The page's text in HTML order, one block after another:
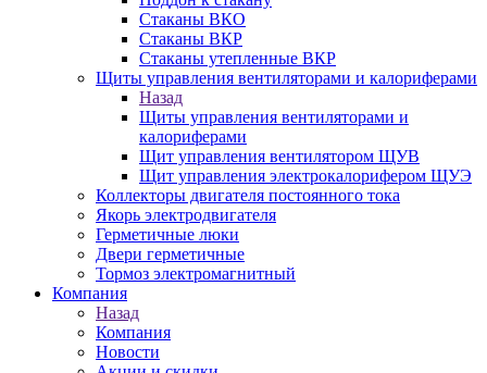
Стаканы ВКО
Стаканы ВКР
Стаканы утепленные ВКР
Щиты управления вентиляторами и калориферами
Назад
Щиты управления вентиляторами и
калориферами
Щит управления вентилятором ЩУВ
Щит управления электрокалорифером ЩУЭ
Коллекторы двигателя постоянного тока
Якорь электродвигателя
Герметичные люки
Двери герметичные
Тормоз электромагнитный
Компания
Назад
Компания
Новости